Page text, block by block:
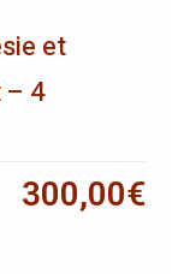
et
– 4
300,00€